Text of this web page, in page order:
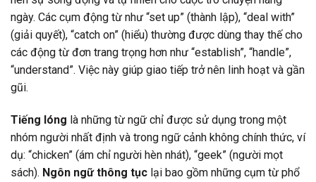
ngày. Các cụm động từ như “set up” (thành lập), “deal with”
(giải quyết), “catch on” (hiểu) thường được dùng thay thế cho
các động từ đơn trang trọng hơn như “establish”, “handle”,
“understand”. Việc này giúp giao tiếp trở nên linh hoạt và gần
gũi.
Tiếng lóng là những từ ngữ chỉ được sử dụng trong một
nhóm người nhất định và trong ngữ cảnh không chính thức, ví
dụ: “chicken” (ám chỉ người hèn nhát), “geek” (người mọt
sách). Ngôn ngữ thông tục lại bao gồm những cụm từ phổ